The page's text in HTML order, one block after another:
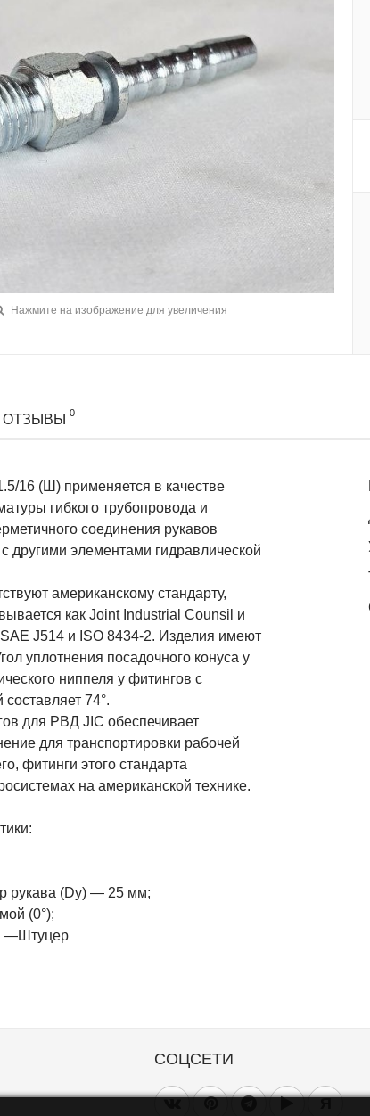
Нажмите на изображение для увеличения
ОТЗЫВЫ 0
16 (Ш) применяется в качестве
гибкого трубопровода и
соединения рукавов
другими элементами гидравлической
американскому стандарту,
как Joint Industrial Counsil и
J514 и ISO 8434-2. Изделия имеют
уплотнения посадочного конуса у
ниппеля у фитингов с
74°.
для РВД JIC обеспечивает
для транспортировки рабочей
фитинги этого стандарта
на американской технике.
рукава (Dy) — 25 мм;
(0°);
—Штуцер
СОЦСЕТИ